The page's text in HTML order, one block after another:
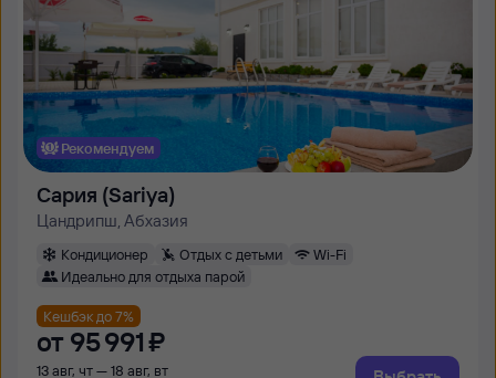
Рекомендуем
Сария (Sariya)
Цандрипш, Абхазия
Кондиционер Отдых с детьми
Wi-Fi
Идеально для отдыха парой
Кешбэк до 7%
от 95 ⁠991 ⁠₽
13 авг, чт — 18 авг, вт